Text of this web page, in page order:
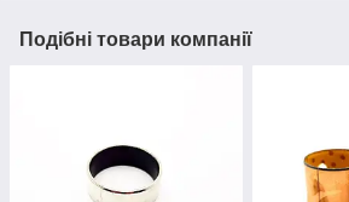
Подібні товари компанії